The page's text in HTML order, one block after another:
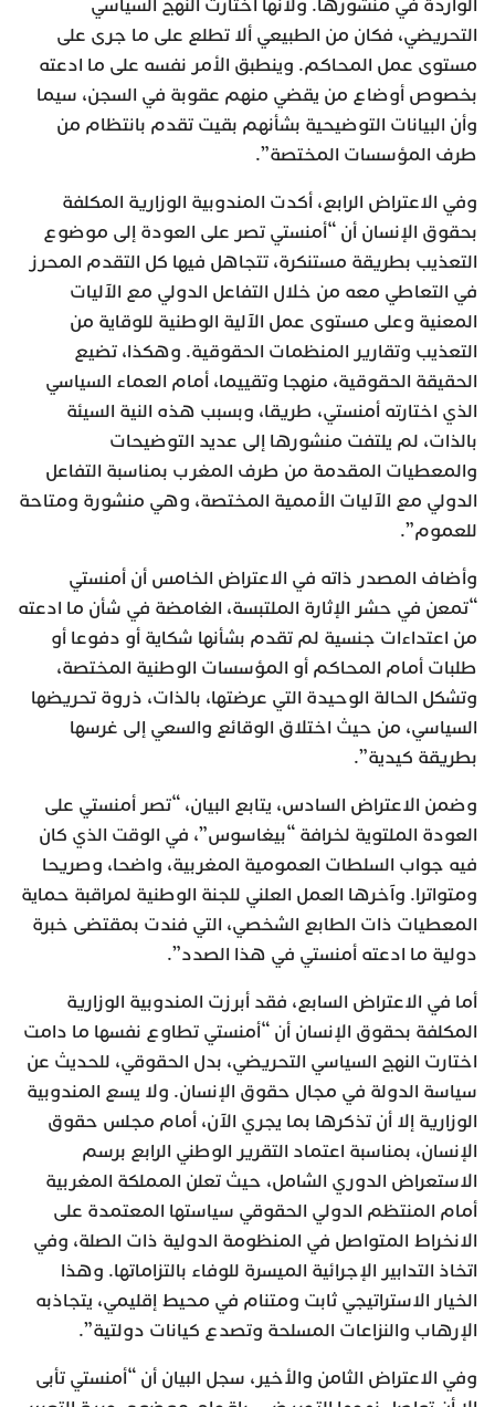
الواردة في منشورها. ولأنها اختارت النهج السياسي
التحريضي، فكان من الطبيعي ألا تطلع على ما جرى على
مستوى عمل المحاكم. وينطبق الأمر نفسه على ما ادعته
بخصوص أوضاع من يقضي منهم عقوبة في السجن، سيما
وأن البيانات التوضيحية بشأنهم بقيت تقدم بانتظام من
طرف المؤسسات المختصة”.
وفي الاعتراض الرابع، أكدت المندوبية الوزارية المكلفة
بحقوق الإنسان أن “أمنستي تصر على العودة إلى موضوع
التعذيب بطريقة مستنكرة، تتجاهل فيها كل التقدم المحرز
في التعاطي معه من خلال التفاعل الدولي مع الآليات
المعنية وعلى مستوى عمل الآلية الوطنية للوقاية من
التعذيب وتقارير المنظمات الحقوقية. وهكذا، تضيع
الحقيقة الحقوقية، منهجا وتقييما، أمام العماء السياسي
الذي اختارته أمنستي، طريقا، وبسبب هذه النية السيئة
بالذات، لم يلتفت منشورها إلى عديد التوضيحات
والمعطيات المقدمة من طرف المغرب بمناسبة التفاعل
الدولي مع الآليات الأممية المختصة، وهي منشورة ومتاحة
للعموم”.
وأضاف المصدر ذاته في الاعتراض الخامس أن أمنستي
“تمعن في حشر الإثارة الملتبسة، الغامضة في شأن ما ادعته
من اعتداءات جنسية لم تقدم بشأنها شكاية أو دفوعا أو
طلبات أمام المحاكم أو المؤسسات الوطنية المختصة،
وتشكل الحالة الوحيدة التي عرضتها، بالذات، ذروة تحريضها
السياسي، من حيث اختلاق الوقائع والسعي إلى غرسها
بطريقة كيدية”.
وضمن الاعتراض السادس، يتابع البيان، “تصر أمنستي على
العودة الملتوية لخرافة “بيغاسوس”، في الوقت الذي كان
فيه جواب السلطات العمومية المغربية، واضحا، وصريحا
ومتواترا. وآخرها العمل العلني للجنة الوطنية لمراقبة حماية
المعطيات ذات الطابع الشخصي، التي فندت بمقتضى خبرة
دولية ما ادعته أمنستي في هذا الصدد”.
أما في الاعتراض السابع، فقد أبرزت المندوبية الوزارية
المكلفة بحقوق الإنسان أن “أمنستي تطاوع نفسها ما دامت
اختارت النهج السياسي التحريضي، بدل الحقوقي، للحديث عن
سياسة الدولة في مجال حقوق الإنسان. ولا يسع المندوبية
الوزارية إلا أن تذكرها بما يجري الآن، أمام مجلس حقوق
الإنسان، بمناسبة اعتماد التقرير الوطني الرابع برسم
الاستعراض الدوري الشامل، حيث تعلن المملكة المغربية
أمام المنتظم الدولي الحقوقي سياستها المعتمدة على
الانخراط المتواصل في المنظومة الدولية ذات الصلة، وفي
اتخاذ التدابير الإجرائية الميسرة للوفاء بالتزاماتها. وهذا
الخيار الاستراتيجي ثابت ومتنام في محيط إقليمي، يتجاذبه
الإرهاب والنزاعات المسلحة وتصدع كيانات دولتية”.
وفي الاعتراض الثامن والأخير، سجل البيان أن “أمنستي تأبى